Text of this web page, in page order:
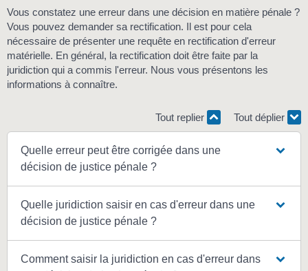
Vous constatez une erreur dans une décision en matière pénale ?
Vous pouvez demander sa rectification. Il est pour cela
nécessaire de présenter une requête en rectification d'erreur
matérielle. En général, la rectification doit être faite par la
juridiction qui a commis l'erreur. Nous vous présentons les
informations à connaître.
Tout replier Tout déplier
Quelle erreur peut être corrigée dans une
décision de justice pénale ?
Quelle juridiction saisir en cas d'erreur dans une
décision de justice pénale ?
Comment saisir la juridiction en cas d'erreur dans